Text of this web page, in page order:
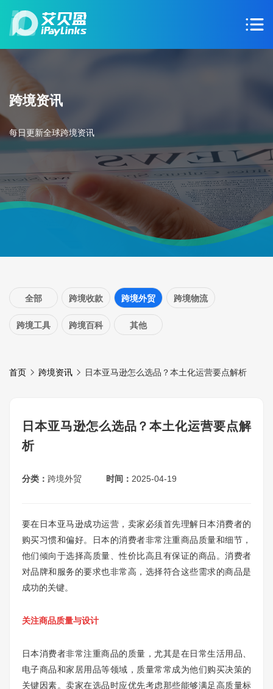
跨境资讯
每日更新全球跨境资讯
全部 跨境收款 跨境外贸 跨境物流
跨境工具 跨境百科 其他
首页 跨境资讯 日本亚马逊怎么选品？本土化运营要点解析
日本亚马逊怎么选品？本土化运营要点解
析
分类： 跨境外贸 时间： 2025-04-19
要在日本亚马逊成功运营，卖家必须首先理解日本消费者的
购买习惯和偏好。日本的消费者非常注重商品质量和细节，
他们倾向于选择高质量、性价比高且有保证的商品。消费者
对品牌和服务的要求也非常高，选择符合这些需求的商品是
成功的关键。
关注商品质量与设计
日本消费者非常注重商品的质量，尤其是在日常生活用品、
电子商品和家居用品等领域，质量常常成为他们购买决策的
关键因素。卖家在选品时应优先考虑那些能够满足高质量标